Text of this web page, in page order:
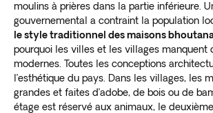
moulins à prières dans la partie inférieure.
gouvernemental a contraint la population
le style traditionnel des maisons
pourquoi les villes et les villages manquent
modernes. Toutes les conceptions
l’esthétique du pays. Dans les villages, les
grandes et faites d’adobe, de bois ou de
étage est réservé aux animaux, le